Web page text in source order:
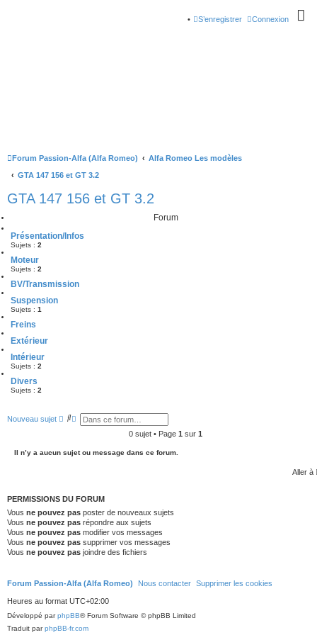
Connexion
S’enregistrer
Forum Passion-Alfa (Alfa Romeo)
Alfa Romeo Les modèles
GTA 147 156 et GT 3.2
GTA 147 156 et GT 3.2
Forum
Présentation/Infos
Sujets : 2
Moteur
Sujets : 2
BV/Transmission
Suspension
Sujets : 1
Freins
Extérieur
Intérieur
Sujets : 2
Divers
Sujets : 2
Nouveau sujet
R
e
r
R
e
v
a
c
é
e
0 sujet • Page 1 sur 1
Il n’y a aucun sujet ou message dans ce forum.
Aller à
PERMISSIONS DU FORUM
Vous ne pouvez pas poster de nouveaux sujets
Vous ne pouvez pas répondre aux sujets
Vous ne pouvez pas modifier vos messages
Vous ne pouvez pas supprimer vos messages
Vous ne pouvez pas joindre des fichiers
Forum Passion-Alfa (Alfa Romeo) Nous contacter Supprimer les cookies
Heures au format UTC+02:00
Développé parphpBB® Forum Software © phpBB Limited
Traduit parphpBB-fr.com